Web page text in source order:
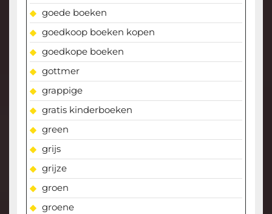
goede boeken
goedkoop boeken kopen
goedkope boeken
gottmer
grappige
gratis kinderboeken
green
grijs
grijze
groen
groene